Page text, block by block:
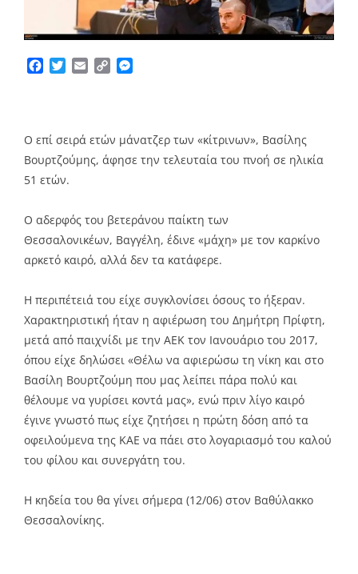
Facebook
TwitterEmailCopy
Ο επί σειρά ετών μάνατζερ των «κίτρινων», Βασίλης
Βουρτζούμης, άφησε την τελευταία του πνοή σε ηλικία
51 ετών.
Ο αδερφός του βετεράνου παίκτη των
Θεσσαλονικέων, Βαγγέλη, έδινε «μάχη» με τον καρκίνο
αρκετό καιρό, αλλά δεν τα κατάφερε.
Η περιπέτειά του είχε συγκλονίσει όσους το ήξεραν.
Χαρακτηριστική ήταν η αφιέρωση του Δημήτρη Πρίφτη,
μετά από παιχνίδι με την ΑΕΚ τον Ιανουάριο του 2017,
όπου είχε δηλώσει «Θέλω να αφιερώσω τη νίκη και στο
Βασίλη Βουρτζούμη που μας λείπει πάρα πολύ και
θέλουμε να γυρίσει κοντά μας», ενώ πριν λίγο καιρό
έγινε γνωστό πως είχε ζητήσει η πρώτη δόση από τα
οφειλούμενα της ΚΑΕ να πάει στο λογαριασμό του καλού
του φίλου και συνεργάτη του.
Η κηδεία του θα γίνει σήμερα (12/06) στον Βαθύλακκο
Θεσσαλονίκης.